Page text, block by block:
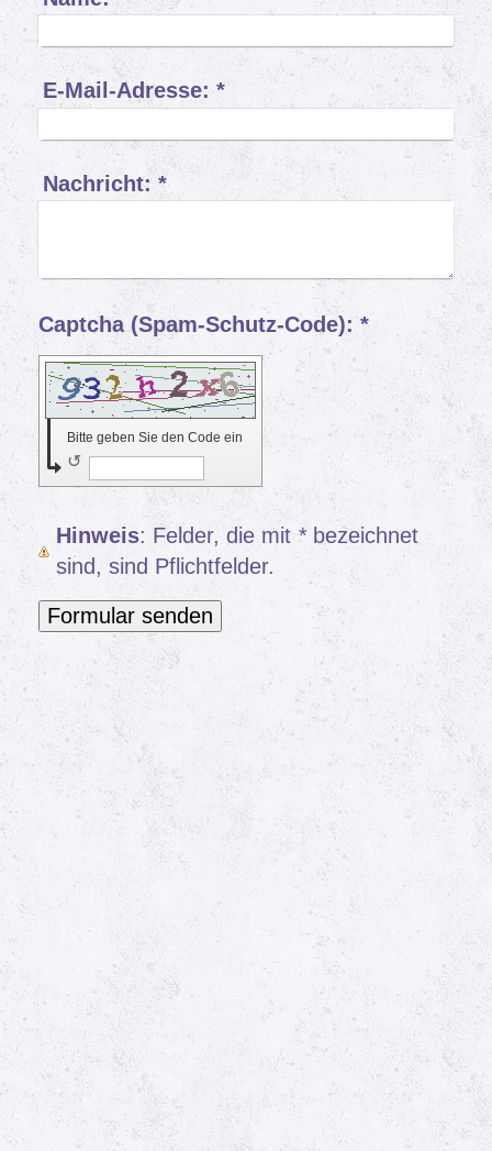
E-Mail-Adresse:*
Nachricht: *
Captcha (Spam-Schutz-Code): *
Bitte geben Sie den Code ein
↺
Hinweis : Felder, die mit* bezeichnet
sind, sind Pflichtfelder.